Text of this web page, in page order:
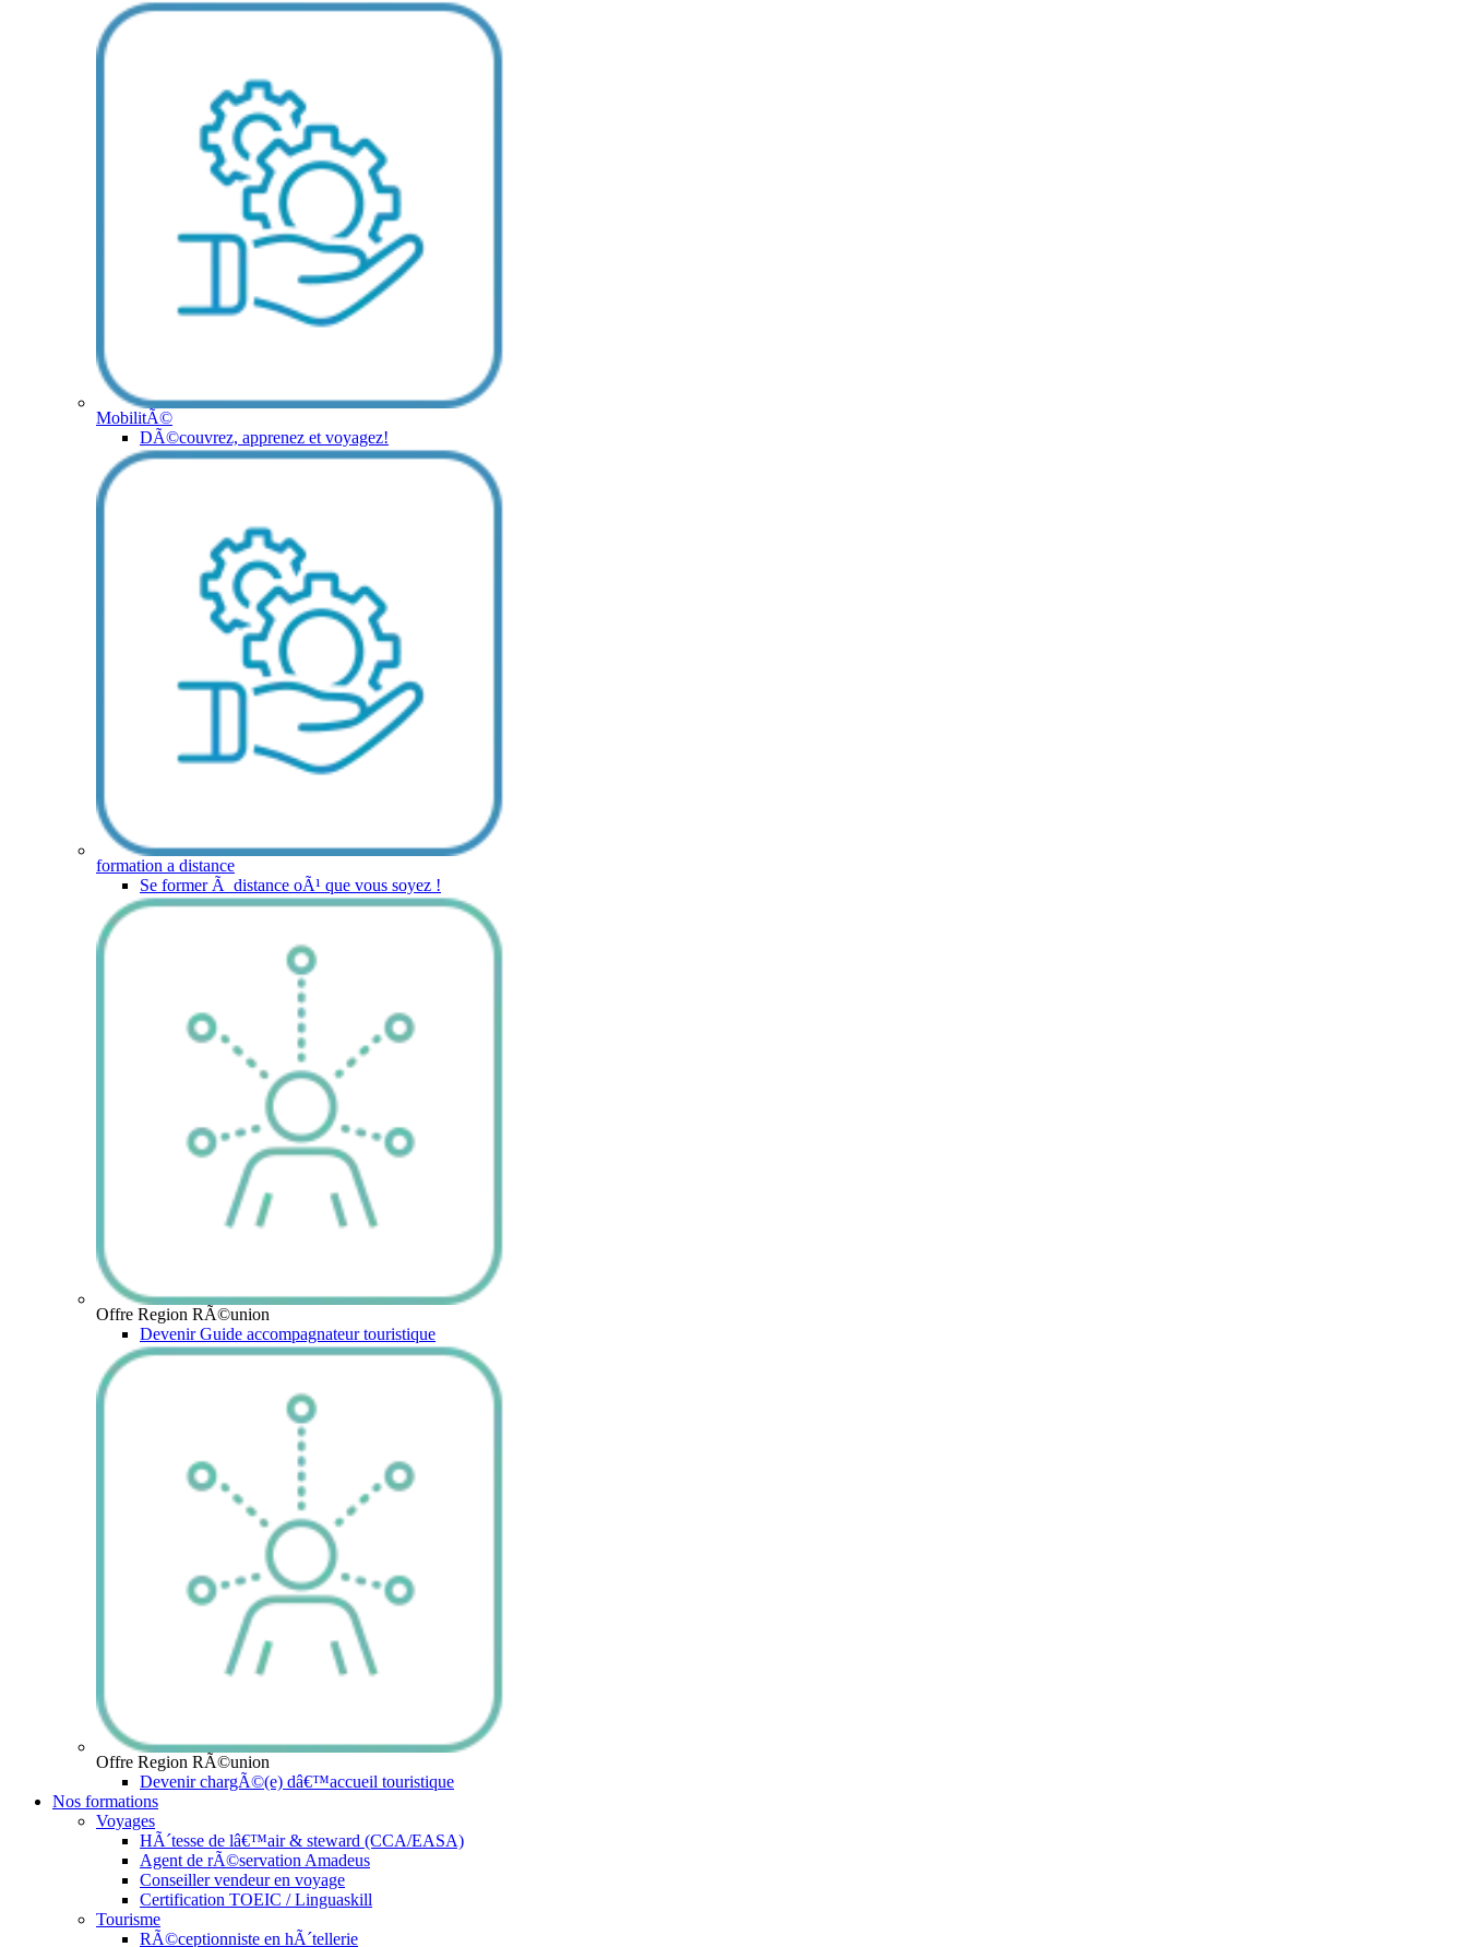
MobilitÃ©
DÃ©couvrez, apprenez et voyagez!
formation a distance
Se former Ã distance oÃ¹ que vous soyez !
Offre Region RÃ©union
Devenir Guide accompagnateur touristique
Offre Region RÃ©union
Devenir chargÃ©(e) dâ€™accueil touristique
Nos formations
Voyages
HÃ´tesse de lâ€™air & steward (CCA/EASA)
Agent de rÃ©servation Amadeus
Conseiller vendeur en voyage
Certification TOEIC / Linguaskill
Tourisme
RÃ©ceptionniste en hÃ´tellerie